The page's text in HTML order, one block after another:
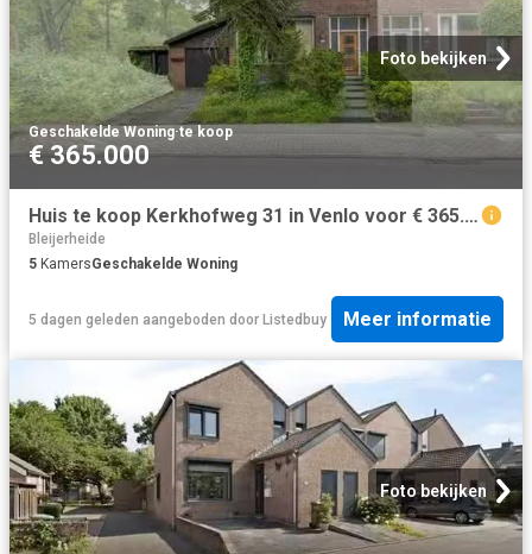
Foto bekijken
Geschakelde Woning·te koop
€ 365.000
Huis te koop Kerkhofweg 31 in Venlo voor € 365.000
Bleijerheide
5 KamersGeschakelde Woning
5 dagen geleden aangeboden door Listedbuy Meer informatie
Foto bekijken